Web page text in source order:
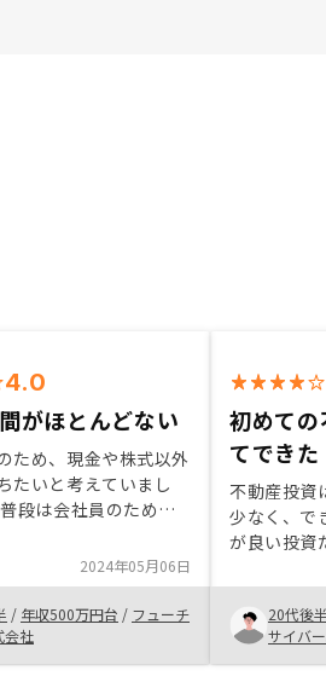
4.0
がほとんどない
ため、現金や株式以外
たいと考えていまし
段は会社員のため不
管理できるリノシーを
のがきっかけです。
した感想は押し売り感
が分からなかったとこ
ころを丁寧に説明して
2024年05月06日
/ 年収500万円台 / フューチ
会社
初めて
てできた
不動産投資
少なく、で
が良い投資
出口戦略
や面倒です
ままフロ
ていない人
おすすめし
20代後半
サイバ